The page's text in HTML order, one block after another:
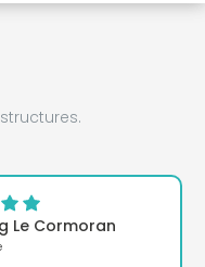
structures.
Le Cormoran